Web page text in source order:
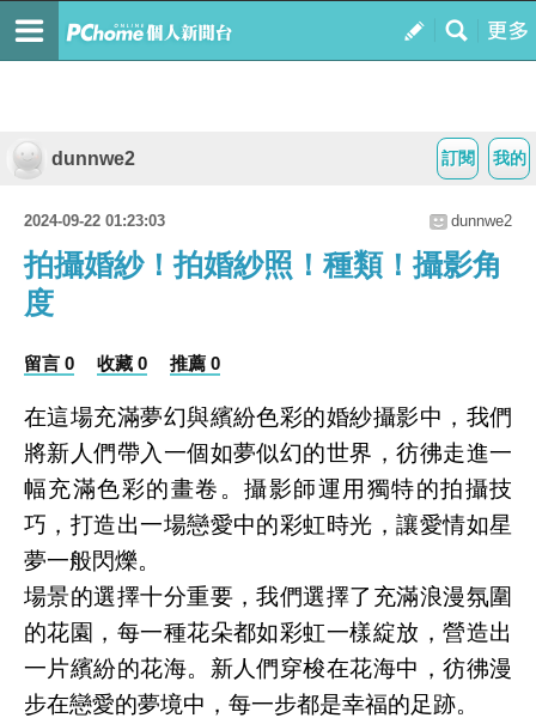
我的
訂閱
dunnwe2
2024-09-22 01:23:03 dunnwe2
拍攝婚紗！拍婚紗照！種類！攝影角
度
留言 0 收藏 0 推薦 0
在這場充滿夢幻與繽紛色彩的婚紗攝影中，我們
將新人們帶入一個如夢似幻的世界，彷彿走進一
幅充滿色彩的畫卷。攝影師運用獨特的拍攝技
巧，打造出一場戀愛中的彩虹時光，讓愛情如星
夢一般閃爍。
場景的選擇十分重要，我們選擇了充滿浪漫氛圍
的花園，每一種花朵都如彩虹一樣綻放，營造出
一片繽紛的花海。新人們穿梭在花海中，彷彿漫
步在戀愛的夢境中，每一步都是幸福的足跡。